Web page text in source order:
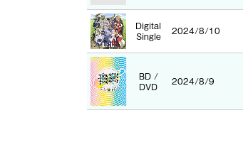
Digital
Single
2024/8/10
BD /
DVD
2024/8/9